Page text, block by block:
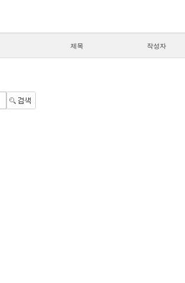
제목 작성자